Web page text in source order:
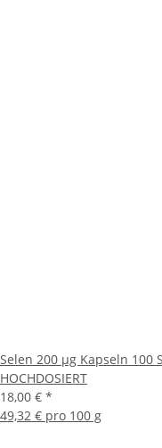
Selen 200 µg Kapseln 100
HOCHDOSIERT
18,00 € *
49,32 € pro 100 g